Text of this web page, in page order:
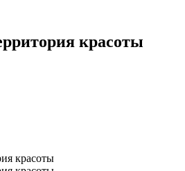
красоты
красоты